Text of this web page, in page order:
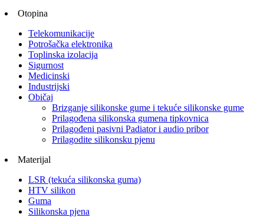
Otopina
Telekomunikacije
Potrošačka elektronika
Toplinska izolacija
Sigurnost
Medicinski
Industrijski
Običaj
Brizganje silikonske gume i tekuće silikonske gume
Prilagođena silikonska gumena tipkovnica
Prilagođeni pasivni Padiator i audio pribor
Prilagodite silikonsku pjenu
Materijal
LSR (tekuća silikonska guma)
HTV silikon
Guma
Silikonska pjena